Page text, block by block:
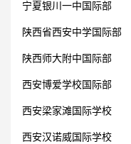
宁夏银川一中国际部
陕西省西安中学国际部
陕西师大附中国际部
西安博爱学校国际部
西安梁家滩国际学校
西安汉诺威国际学校